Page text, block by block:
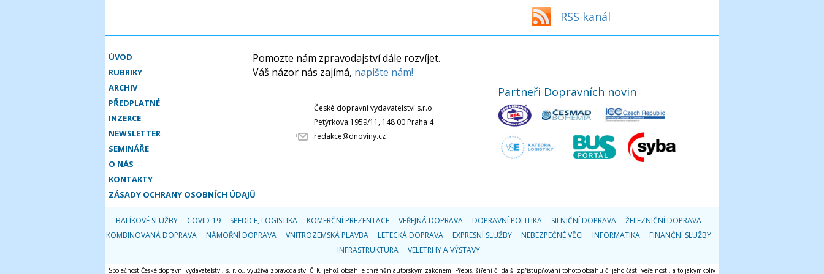
RSS kanál
ÚVOD
RUBRIKY
ARCHIV
PŘEDPLATNÉ
INZERCE
NEWSLETTER
SEMINÁŘE
O NÁS
KONTAKTY
ZÁSADY OCHRANY OSOBNÍCH ÚDAJŮ
Pomozte nám zpravodajství dále rozvíjet.
Váš názor nás zajímá, napište nám!
České dopravní vydavatelství s.r.o.
Petýrkova 1959/11, 148 00 Praha 4
redakce@dnoviny.cz
Partneři Dopravních novin
BALÍKOVÉ SLUŽBY COVID-19 SPEDICE, LOGISTIKA KOMERČNÍ PREZENTACE VEŘEJNÁ DOPRAVA DOPRAVNÍ POLITIKA SILNIČNÍ DOPRAVA
ŽELEZNIČNÍ DOPRAVA
KOMBINOVANÁ DOPRAVA
NÁMOŘNÍ DOPRAVA VNITROZEMSKÁ PLAVBA LETECKÁ DOPRAVA EXPRESNÍ SLUŽBY NEBEZPEČNÉ VĚCI INFORMATIKA
FINANČNÍ SLUŽBY
INFRASTRUKTURA
VELETRHY A VÝSTAVY
Společnost České dopravní vydavatelství, s. r. o., využívá zpravodajství ČTK, jehož obsah je chráněn autorským zákonem. Přepis, šíření či další zpřístupňování tohoto obsahu či jeho části veřejnosti, a to jakýmkoliv